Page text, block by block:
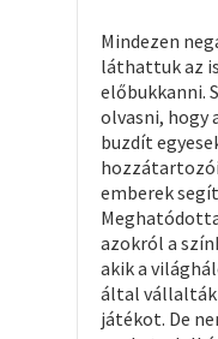
Mindezen
láthattuk az
előbukkanni.
olvasni, hogy
buzdít
emberek
azokról a
akik a
által vállalták
játékot. De